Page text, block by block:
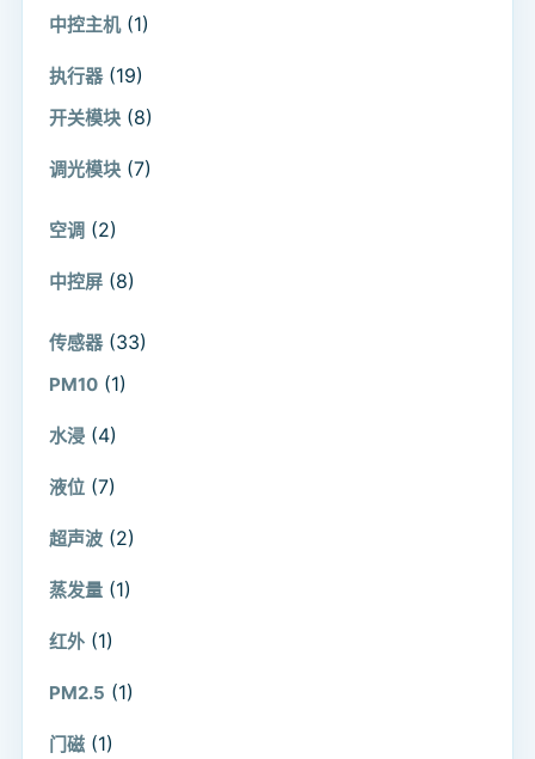
中控主机 (1)
执行器 (19)
开关模块 (8)
调光模块 (7)
空调 (2)
中控屏 (8)
传感器 (33)
PM10 (1)
水浸 (4)
液位 (7)
超声波 (2)
蒸发量 (1)
红外 (1)
PM2.5 (1)
门磁 (1)